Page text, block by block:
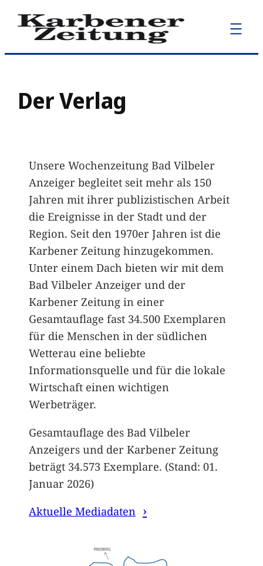
Zum
Inhalt
Der Verlag
Unsere Wochenzeitung Bad Vilbeler
Anzeiger begleitet seit mehr als 150
Jahren mit ihrer publizistischen Arbeit
die Ereignisse in der Stadt und der
Region. Seit den 1970er Jahren ist die
Karbener Zeitung hinzugekommen.
Unter einem Dach bieten wir mit dem
Bad Vilbeler Anzeiger und der
Karbener Zeitung in einer
Gesamtauflage fast 34.500 Exemplaren
für die Menschen in der südlichen
Wetterau eine beliebte
Informationsquelle und für die lokale
Wirtschaft einen wichtigen
Werbeträger.
Gesamtauflage des Bad Vilbeler
Anzeigers und der Karbener Zeitung
beträgt 34.573 Exemplare. (Stand: 01.
Januar 2026)
Aktuelle Mediadaten